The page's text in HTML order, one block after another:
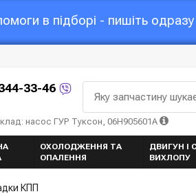
в підборі - пишіть
33-46
Яку запчастину
насос ГУР Туксон, 06H905601A
ОХОЛОДЖЕННЯ ТА
ОПАЛЕННЯ
ДВИГУН І
ВИХЛОПУ
КПП